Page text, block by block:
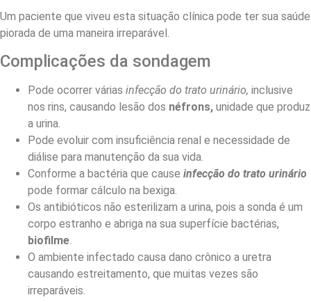
Um paciente que viveu esta situação clínica pode ter sua saúde
piorada de uma maneira irreparável.
Complicações da sondagem
Pode ocorrer várias infecção do trato urinário, inclusive
nos rins, causando lesão dos néfrons, unidade que produz
a urina.
Pode evoluir com insuficiência renal e necessidade de
diálise para manutenção da sua vida.
Conforme a bactéria que cause infecção do trato urinário
pode formar cálculo na bexiga.
Os antibióticos não esterilizam a urina, pois a sonda é um
corpo estranho e abriga na sua superfície bactérias,
biofilme.
O ambiente infectado causa dano crônico a uretra
causando estreitamento, que muitas vezes são
irreparáveis.